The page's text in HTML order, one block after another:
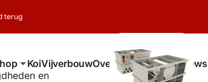
terug
KoiVijverbouwOver onsContactReviews
en